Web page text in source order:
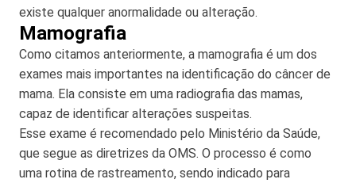
existe qualquer anormalidade ou alteração.
Mamografia
Como citamos anteriormente, a mamografia é um dos
exames mais importantes na identificação do câncer de
mama. Ela consiste em uma radiografia das mamas,
capaz de identificar alterações suspeitas.
Esse exame é recomendado pelo Ministério da Saúde,
que segue as diretrizes da OMS. O processo é como
uma rotina de rastreamento, sendo indicado para